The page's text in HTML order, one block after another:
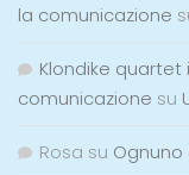
la comunicazione
Klondike
comunicazione su
Rosa su Ognuno